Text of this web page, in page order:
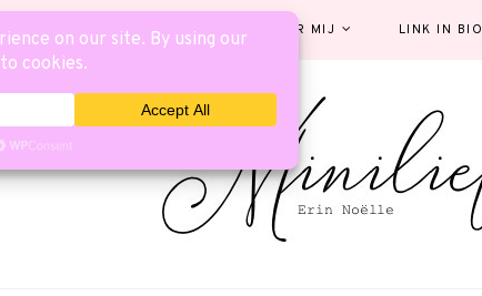
CATEGORIEËN OVER MIJ LINK IN BIO